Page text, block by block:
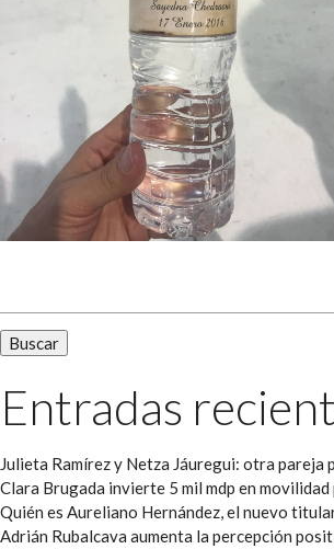
Entradas
Julieta Ramírez y Netza Jáuregui: otra pareja
Clara Brugada invierte 5 mil mdp en
Quién es Aureliano Hernández, el nuevo
Adrián Rubalcava aumenta la percepción